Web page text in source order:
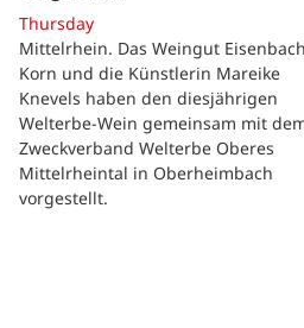
Thursday
Mittelrhein. Das Weingut
Korn und die Künstlerin Mareike
Knevels haben den diesjährigen
Welterbe-Wein gemeinsam mit
Zweckverband Welterbe Oberes
Mittelrheintal in Oberheimbach
vorgestellt.